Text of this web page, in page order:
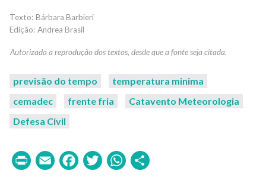
Bárbara Barbieri
Andrea Brasil
previsão do tempo
temperatura minima
cemadec
frente fria
Catavento Meteorologia
Defesa Civil
PrintEmailFacebook
TwitterWhatsApp